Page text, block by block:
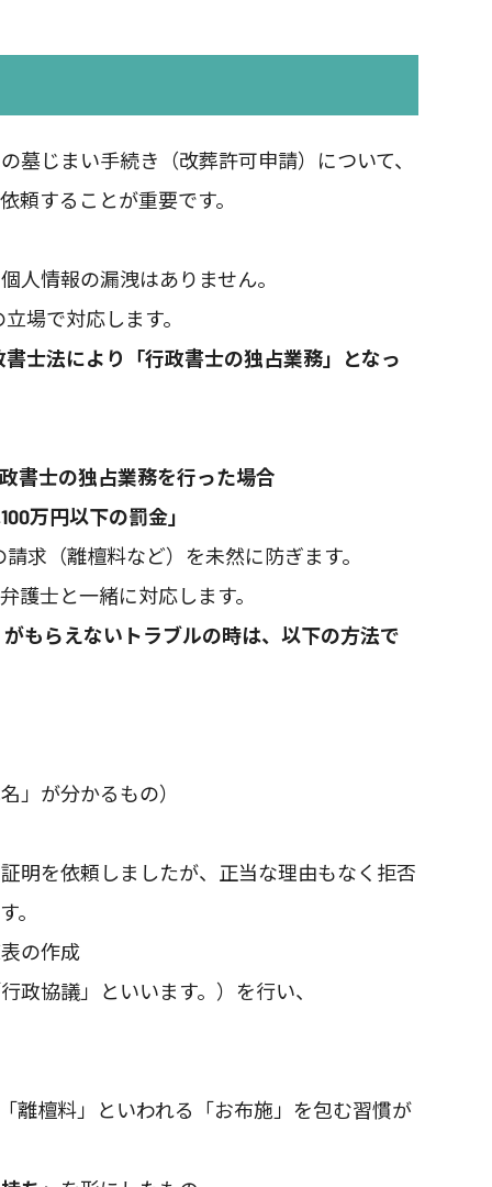
墓じまい手続き（改葬許可申請）について、
頼することが重要です。
情報の漏洩はありません。
場で対応します。
士法により「行政書士の独占業務」となっ
士の独占業務を行った場合
下の罰金」
求（離檀料など）を未然に防ぎます。
士と一緒に対応します。
もらえないトラブルの時は、以下の方法で
が分かるもの）
依頼しましたが、正当な理由もなく拒否
の作成
協議」といいます。）を行い、
檀料」といわれる「お布施」を包む習慣が